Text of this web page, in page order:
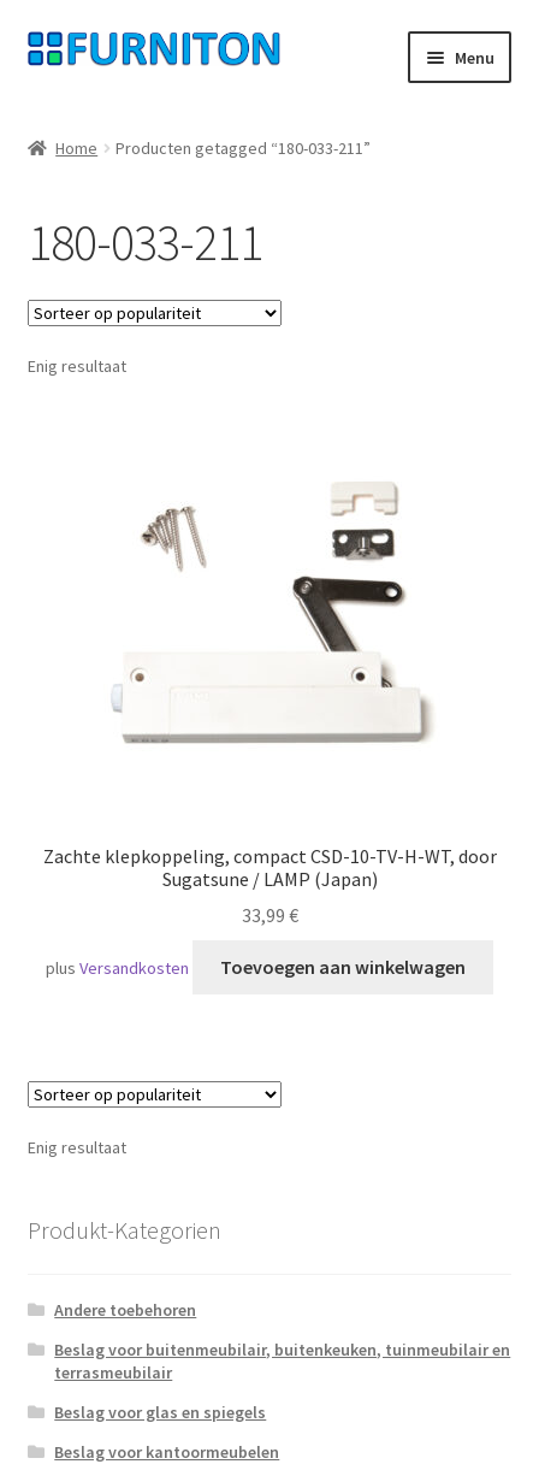
Ga
door
navigatie
Ga
naar
inhoud
Menu
Gegevensbescherming
Herroepingsrecht
Neem contact op met
Home Producten getagged “180-033-211”
180-033-211
Enig resultaat
Zachte klepkoppeling, compact CSD-10-TV-H-WT, door
Sugatsune / LAMP (Japan)
33,99 €
plusVersandkosten Toevoegen aan winkelwagen
Enig resultaat
Produkt-Kategorien
Andere toebehoren
Beslag voor buitenmeubilair, buitenkeuken, tuinmeubilair en
terrasmeubilair
Beslag voor glas en spiegels
Beslag voor kantoormeubelen